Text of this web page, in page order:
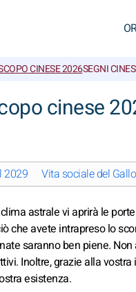
CINESE 2026SEGNI
cinese
2029 Vita sociale del
astrale vi aprirà le
che avete intrapreso lo
saranno ben piene.
Inoltre, grazie alla
esistenza.